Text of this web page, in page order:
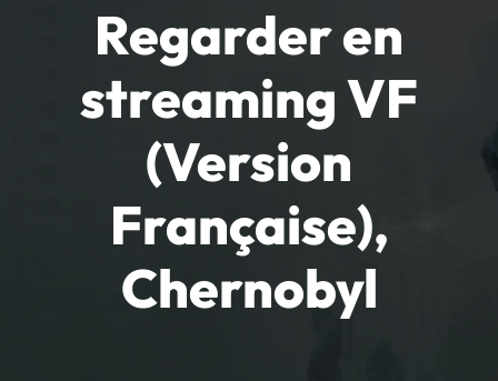
Regarder en
streaming VF
(Version
Française),
Chernobyl